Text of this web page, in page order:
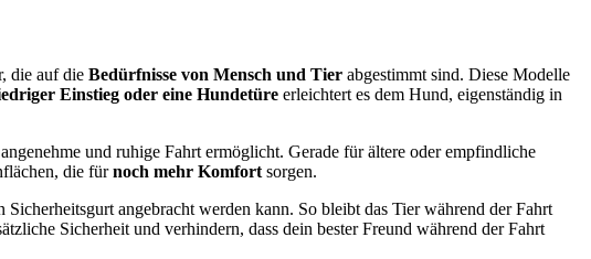
die auf die Bedürfnisse von Mensch und Tier abgestimmt sind. Diese Modelle
Einstieg oder eine Hundetüre erleichtert es dem Hund, eigenständig in
und ruhige Fahrt ermöglicht. Gerade für ältere oder empfindliche
die fürnoch mehr Komfort sorgen.
angebracht werden kann. So bleibt das Tier während der Fahrt
Sicherheit und verhindern, dass dein bester Freund während der Fahrt